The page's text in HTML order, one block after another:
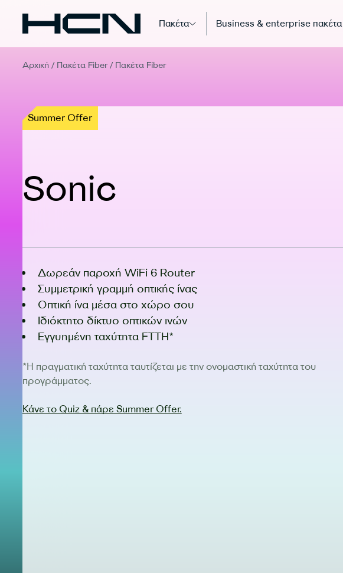
Πακέτα Business & enterprise πακέτα
Αρχική/ Πακέτα Fiber/ Πακέτα Fiber
Summer Offer
Sonic
Δωρεάν παροχή WiFi 6 Router
Συμμετρική γραμμή οπτικής ίνας
Οπτική ίνα μέσα στο χώρο σου
Ιδιόκτητο δίκτυο οπτικών ινών
Εγγυημένη ταχύτητα FTTH*
*Η πραγματική ταχύτητα ταυτίζεται με την ονομαστική ταχύτητα του
προγράμματος.
Κάνε το Quiz & πάρε Summer Offer.